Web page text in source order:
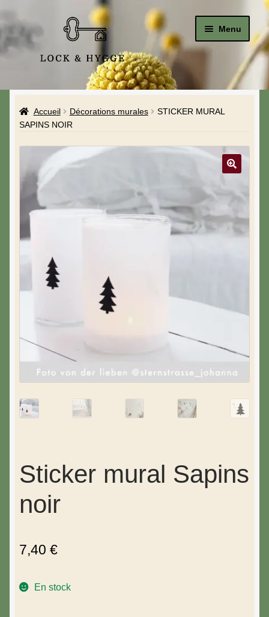
Menu
Le Studio
La Boutique
A propos de moi
Mon compte
Blog & Hygge
Accueil Décorations murales
STICKER MURAL
SAPINS NOIR
Sticker mural Sapins
noir
7,40 €
En stock